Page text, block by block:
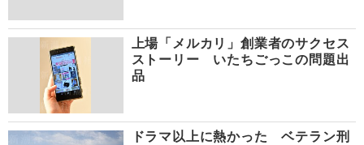
上場「メルカリ」創業者のサクセス
ストーリー いたちごっこの問題出
品
ドラマ以上に熱かった ベテラン刑